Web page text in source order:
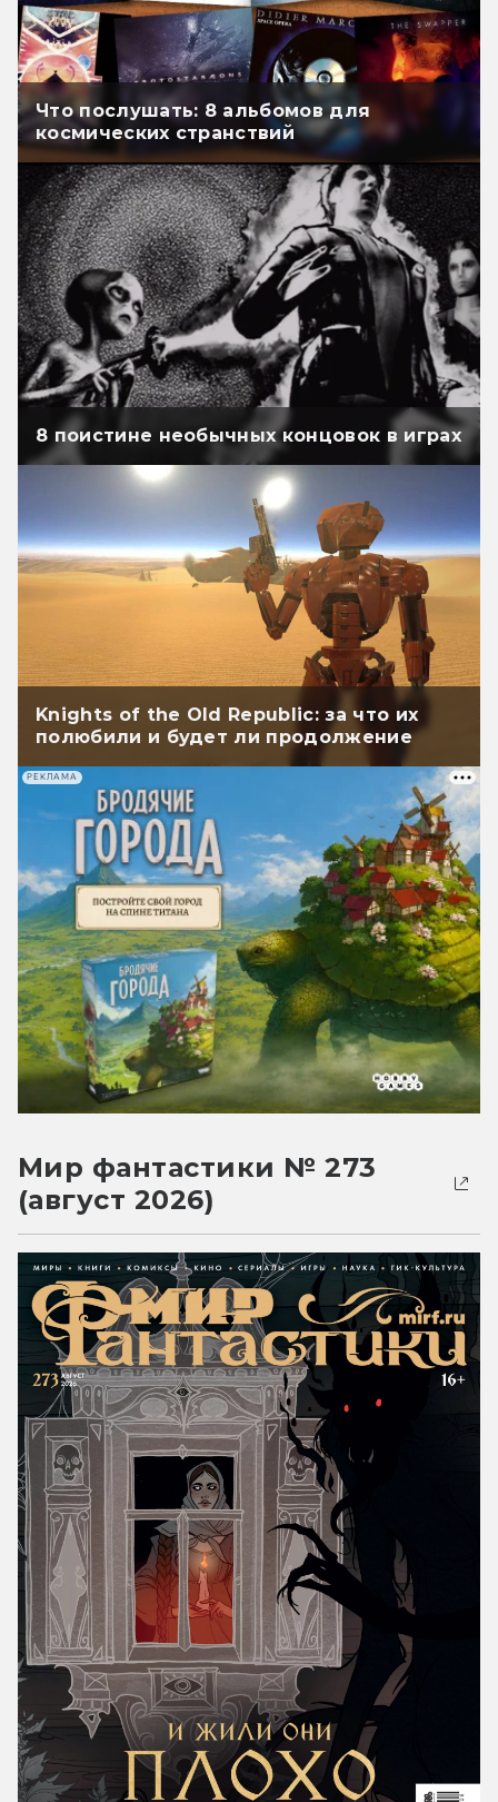
Что послушать: 8 альбомов для
космических странствий
8 поистине необычных концовок в играх
Knights of the Old Republic: за что их
полюбили и будет ли продолжение
РЕКЛАМА
Мир фантастики № 273
(август 2026)